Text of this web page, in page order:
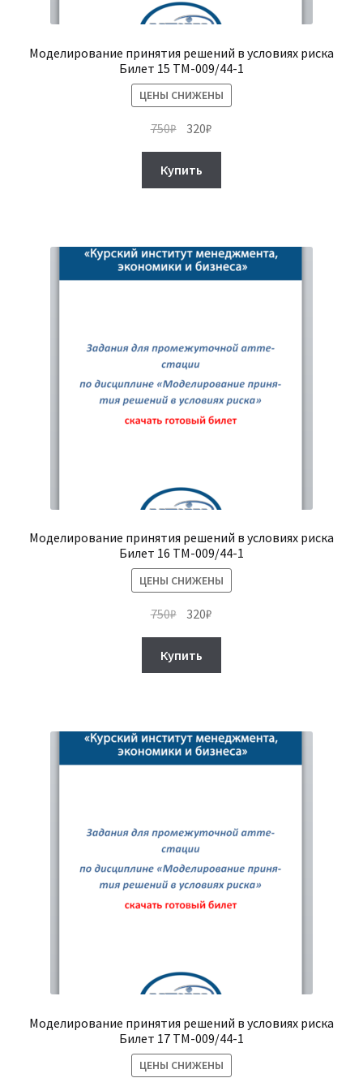
Моделирование принятия решений в условиях риска
Билет 15 ТМ-009/44-1
ЦЕНЫ СНИЖЕНЫ
750₽ Первоначальная
цена
составляла
750₽.
320₽
цена:
Купить
Моделирование принятия решений в условиях риска
Билет 16 ТМ-009/44-1
ЦЕНЫ СНИЖЕНЫ
750₽ Первоначальная
составляла
750₽.
320₽
Купить
Моделирование принятия решений в условиях риска
Билет 17 ТМ-009/44-1
ЦЕНЫ СНИЖЕНЫ